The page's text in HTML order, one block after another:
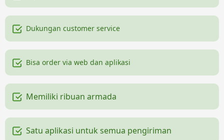
Dukungan customer service
Bisa order via web dan aplikasi
Memiliki ribuan armada
Satu aplikasi untuk semua pengiriman